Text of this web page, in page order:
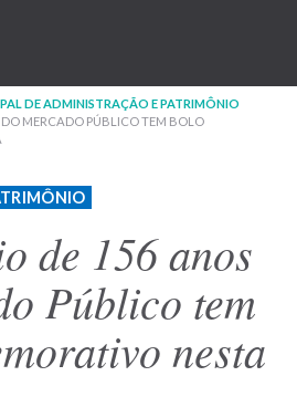
DE ADMINISTRAÇÃO E PATRIMÔNIO
MERCADO PÚBLICO TEM BOLO
de 156 anos
Público tem
nesta